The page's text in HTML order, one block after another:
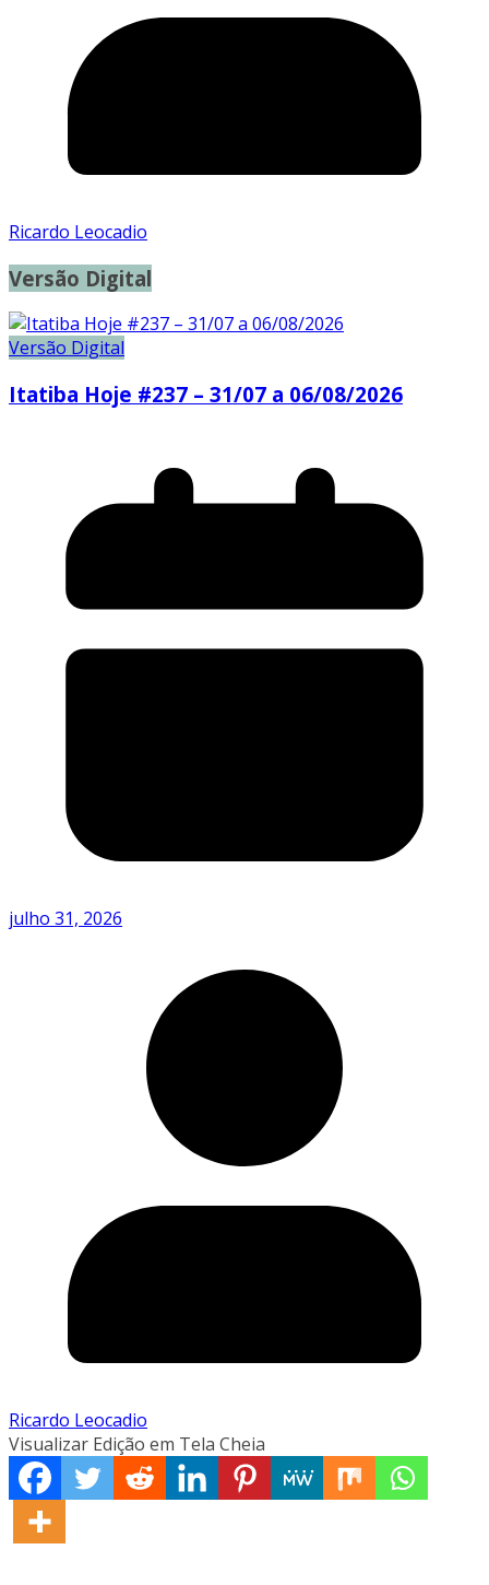
Ricardo Leocadio
Versão Digital
Versão Digital
Itatiba Hoje #237 – 31/07 a 06/08/2026
julho 31, 2026
Ricardo Leocadio
Visualizar Edição em Tela Cheia